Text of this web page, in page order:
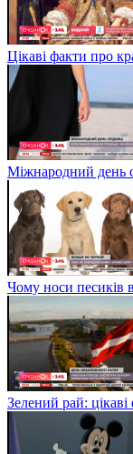
Цікаві факти про
Міжнародний день
Чому носи песиків
Зелений рай: